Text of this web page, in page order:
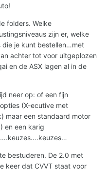
folders. Welke
zijn er, welke
die je kunt bestellen…met
achter tot voor uitgeplozen
en de ASX lagen al in de
neer op: of een fijn
(X-ecutive met
maar een standaard motor
en een karig
bestuderen. De 2.0 met
keer dat CVVT staat voor